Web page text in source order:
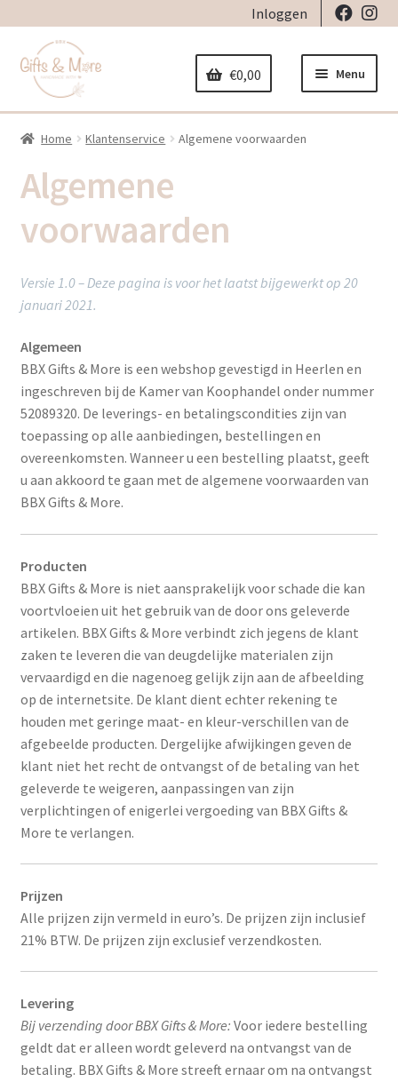
Inloggen
door
naar
navigatie
naar
inhoud
Menu
Home
Stickers
Tassen
Thema’s
€0,00
Home Klantenservice Algemene voorwaarden
Algemene
voorwaarden
Versie 1.0 – Deze pagina is voor het laatst bijgewerkt op 20
januari 2021.
Algemeen
BBX Gifts & More is een webshop gevestigd in Heerlen en
ingeschreven bij de Kamer van Koophandel onder nummer
52089320. De leverings- en betalingscondities zijn van
toepassing op alle aanbiedingen, bestellingen en
overeenkomsten. Wanneer u een bestelling plaatst, geeft
u aan akkoord te gaan met de algemene voorwaarden van
BBX Gifts & More.
Producten
BBX Gifts & More is niet aansprakelijk voor schade die kan
voortvloeien uit het gebruik van de door ons geleverde
artikelen. BBX Gifts & More verbindt zich jegens de klant
zaken te leveren die van deugdelijke materialen zijn
vervaardigd en die nagenoeg gelijk zijn aan de afbeelding
op de internetsite. De klant dient echter rekening te
houden met geringe maat- en kleur-verschillen van de
afgebeelde producten. Dergelijke afwijkingen geven de
klant niet het recht de ontvangst of de betaling van het
geleverde te weigeren, aanpassingen van zijn
verplichtingen of enigerlei vergoeding van BBX Gifts &
More te verlangen.
Prijzen
Alle prijzen zijn vermeld in euro’s. De prijzen zijn inclusief
21% BTW. De prijzen zijn exclusief verzendkosten.
Levering
Bij verzending door BBX Gifts & More: Voor iedere bestelling
geldt dat er alleen wordt geleverd na ontvangst van de
betaling. BBX Gifts & More streeft ernaar om na ontvangst